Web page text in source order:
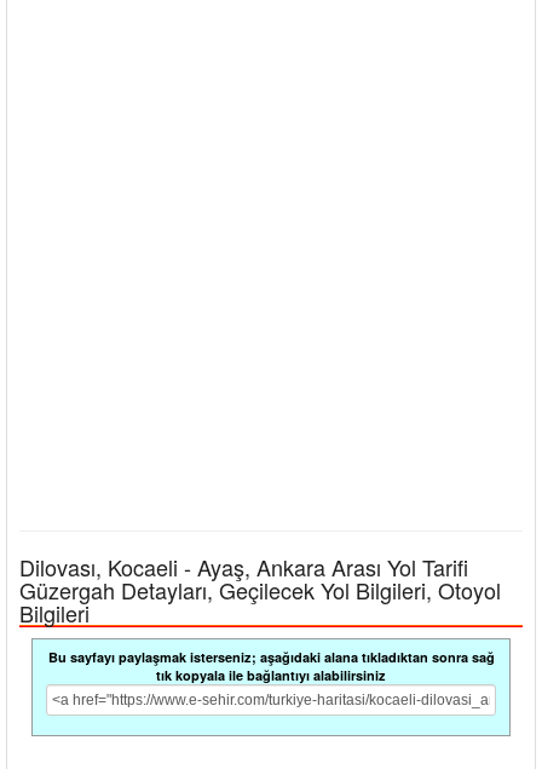
Dilovası, Kocaeli - Ayaş, Ankara Arası Yol Tarifi
Güzergah Detayları, Geçilecek Yol Bilgileri, Otoyol
Bilgileri
Bu sayfayı paylaşmak isterseniz; aşağıdaki alana tıkladıktan sonra sağ
tık kopyala ile bağlantıyı alabilirsiniz